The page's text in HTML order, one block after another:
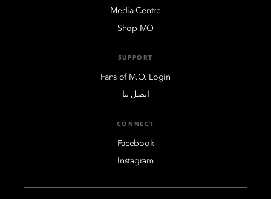
Media Centre
Shop MO
SUPPORT
Fans of M.O. Login
اتصل بنا
CONNECT
Facebook
Instagram